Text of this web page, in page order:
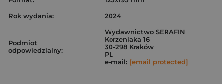
Rok wydania:
2024
Podmiot
odpowiedzialny:
Wydawnictwo SERAFIN
Korzeniaka 16
30-298 Kraków
PL
e-mail: [email protected]